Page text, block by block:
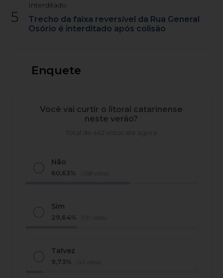
5
Interditado
Trecho da faixa reversível da Rua General
Osório é interditado após colisão
Enquete
Você vai curtir o litoral catarinense
neste verão?
Total de 442 votos até agora
Não
60,63% (268 votos)
Sim
29,64% (131 votos)
Talvez
9,73% (43 votos)